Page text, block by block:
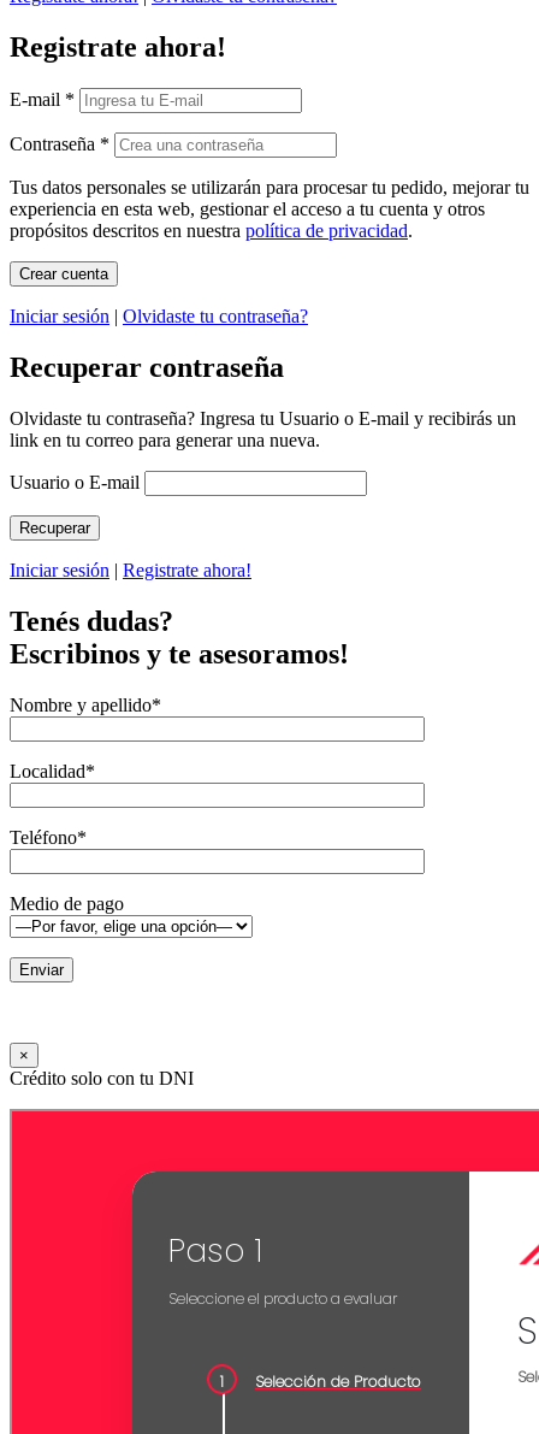
Registrate ahora!
E-mail *
Contraseña *
Tus datos personales se utilizarán para procesar tu pedido, mejorar tu
experiencia en esta web, gestionar el acceso a tu cuenta y otros
propósitos descritos en nuestra política de privacidad.
Iniciar sesión | Olvidaste tu contraseña?
Recuperar contraseña
Olvidaste tu contraseña? Ingresa tu Usuario o E-mail y recibirás un
link en tu correo para generar una nueva.
Usuario o E-mail
Iniciar sesión | Registrate ahora!
Tenés dudas?
Escribinos y te asesoramos!
Nombre y apellido*
Localidad*
Teléfono*
Medio de pago
×
Crédito solo con tu DNI